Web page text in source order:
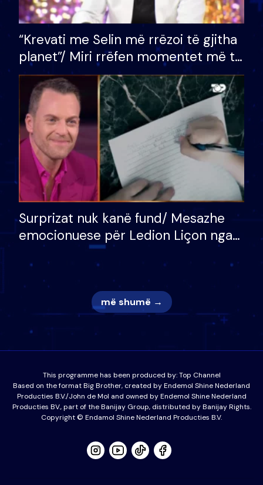
“Krevati me Selin më rrëzoi të gjitha
planet”/ Miri rrëfen momentet më të
bukura në shtëpinë e BB VIP: Do më
mungojë zilja e mëngjesit kur…
Surprizat nuk kanë fund/ Mesazhe
emocionuese për Ledion Liçon nga
nëna dhe fëmijët e tij, moderatori
nuk i mban dot lotët: Nuk meritoj…
më shumë →
This programme has been produced by:Top Channel
Based on the format Big Brother, created by Endemol Shine Nederland
Producties B.V./John de Mol and owned by Endemol Shine Nederland
Producties BV., part of the Banijay Group, distributed by Banijay Rights.
Copyright © Endamol Shine Nederland Producties B.V.